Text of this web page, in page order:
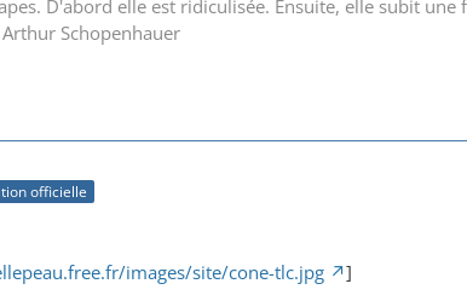
D'abord elle est ridiculisée. Ensuite, elle subit
Schopenhauer
officielle
images/site/cone-tlc.jpg ]